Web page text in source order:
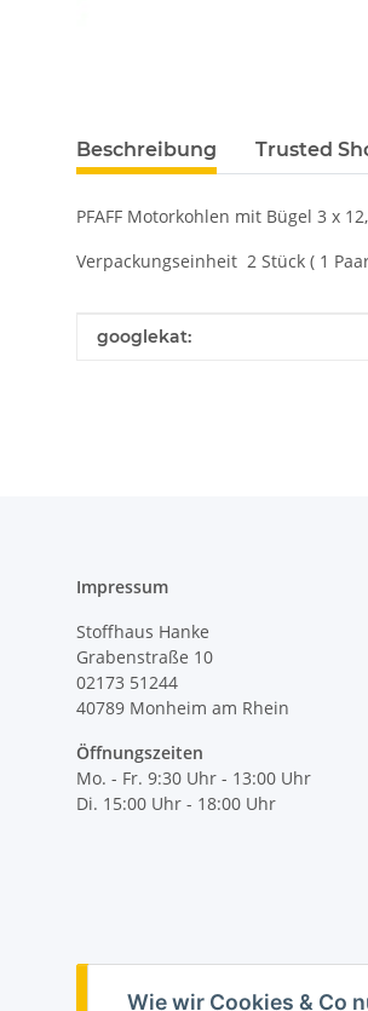
Wie wir Cookies & Co
Beschreibung Trusted
PFAFF Motorkohlen mit Bügel 3 x
Verpackungseinheit 2 Stück ( 1
Produkteigenschaft
Wert
googlekat:
Impressum
Stoffhaus Hanke
Grabenstraße 10
02173 51244
40789 Monheim am Rhein
Öffnungszeiten
Mo. - Fr. 9:30 Uhr - 13:00 Uhr
Di. 15:00 Uhr - 18:00 Uhr
Vertrag widerrufen